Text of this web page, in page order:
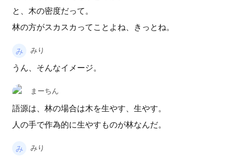
と、木の密度だって。
林の方がスカスカってことよね、きっとね。
みり
うん、そんなイメージ。
まーちん
語源は、林の場合は木を生やす、生やす。
人の手で作為的に生やすものが林なんだ。
みり